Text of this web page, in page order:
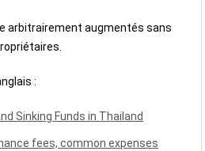
arbitrairement augmentés sans
:
Sinking Funds in Thailand
fees, common expenses